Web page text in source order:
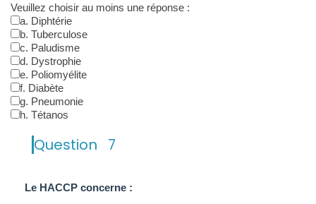
Veuillez choisir au moins une réponse :
a. Diphtérie
b. Tuberculose
c. Paludisme
d. Dystrophie
e. Poliomyélite
f. Diabète
g. Pneumonie
h. Tétanos
Question 7
Le HACCP concerne :